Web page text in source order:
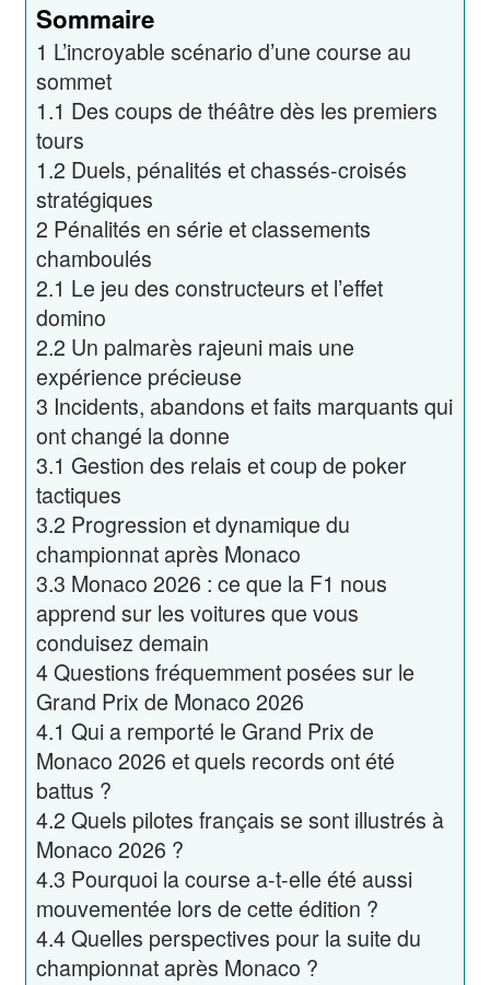
Sommaire
1 L’incroyable scénario d’une course au
sommet
1.1 Des coups de théâtre dès les premiers
tours
1.2 Duels, pénalités et chassés-croisés
stratégiques
2 Pénalités en série et classements
chamboulés
2.1 Le jeu des constructeurs et l’effet
domino
2.2 Un palmarès rajeuni mais une
expérience précieuse
3 Incidents, abandons et faits marquants qui
ont changé la donne
3.1 Gestion des relais et coup de poker
tactiques
3.2 Progression et dynamique du
championnat après Monaco
3.3 Monaco 2026 : ce que la F1 nous
apprend sur les voitures que vous
conduisez demain
4Questions fréquemment posées sur le
Grand Prix de Monaco 2026
4.1 Qui a remporté le Grand Prix de
Monaco 2026 et quels records ont été
battus ?
4.2 Quels pilotes français se sont illustrés à
Monaco 2026 ?
4.3 Pourquoi la course a-t-elle été aussi
mouvementée lors de cette édition ?
4.4Quelles perspectives pour la suite du
championnat après Monaco ?